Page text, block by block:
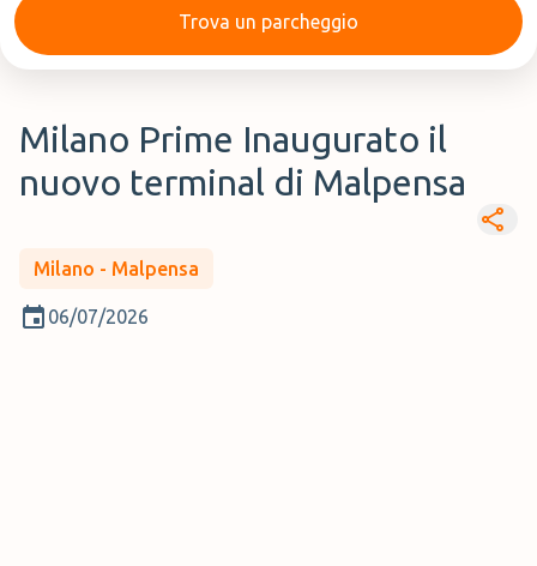
Trova un parcheggio
Milano Prime Inaugurato il
nuovo terminal di Malpensa
Milano - Malpensa
06/07/2026